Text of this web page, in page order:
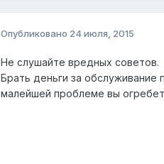
Опубликовано 24 июля, 2015
Не слушайте вредных советов.
Брать деньги за обслуживание
малейшей проблеме вы